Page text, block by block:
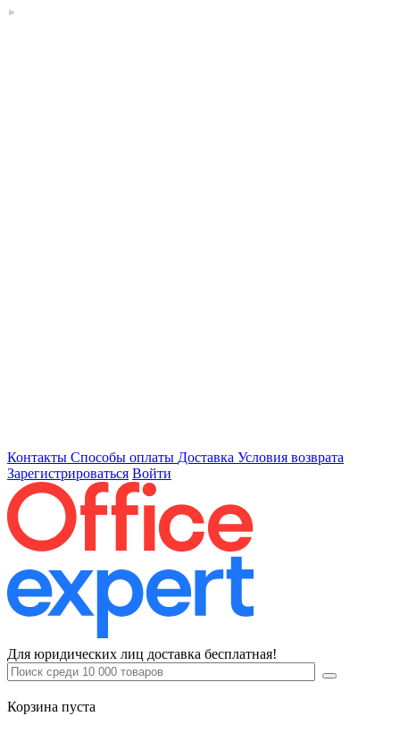
Контакты Способы оплаты Доставка Условия возврата
Зарегистрироваться Войти
Для юридических лиц доставка бесплатная!
Корзина пуста